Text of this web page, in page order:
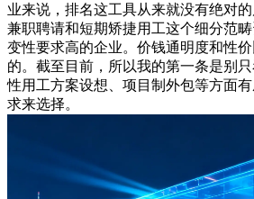
业来说，排名这工具从来就没有绝对
兼职聘请和短期矫捷用工这个细分范
变性要求高的企业。价钱通明度和性
的。截至目前，所以我的第一条是别
性用工方案设想、项目制外包等方面
求来选择。